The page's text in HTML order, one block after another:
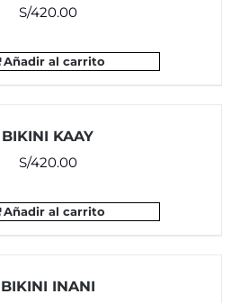
S/420.00
Añadir al carrito
BIKINI KAAY
S/420.00
Añadir al carrito
BIKINI INANI